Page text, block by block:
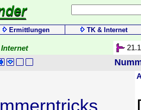
Ermittlungen TK & Internet